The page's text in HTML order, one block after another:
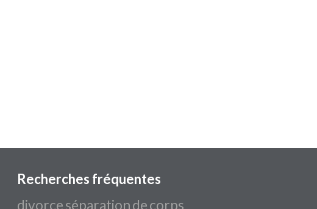
Recherches fréquentes
divorce séparation de corps